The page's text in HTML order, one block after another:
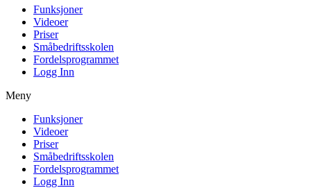
Funksjoner
Videoer
Priser
Småbedriftsskolen
Fordelsprogrammet
Logg Inn
Meny
Funksjoner
Videoer
Priser
Småbedriftsskolen
Fordelsprogrammet
Logg Inn